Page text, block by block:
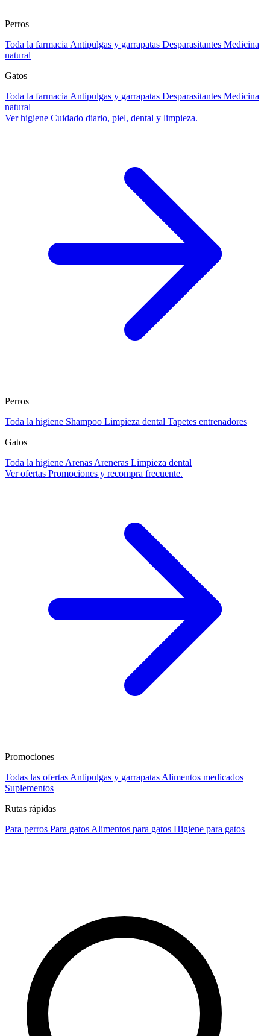
Perros
Toda la farmacia Antipulgas y garrapatas Desparasitantes Medicina
natural
Gatos
Toda la farmacia Antipulgas y garrapatas Desparasitantes Medicina
natural
Ver higiene Cuidado diario, piel, dental y limpieza.
Perros
Toda la higiene Shampoo Limpieza dental Tapetes entrenadores
Gatos
Toda la higiene Arenas Areneras Limpieza dental
Ver ofertas Promociones y recompra frecuente.
Promociones
Todas las ofertas Antipulgas y garrapatas Alimentos medicados
Suplementos
Rutas rápidas
Para perros Para gatos Alimentos para gatos Higiene para gatos